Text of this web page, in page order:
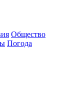
Общество
Погода